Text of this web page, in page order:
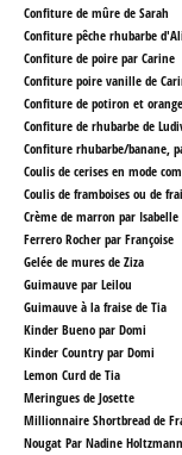
Confiture de mûre de Sarah
Confiture pêche rhubarbe
Confiture de poire par Carine
Confiture poire vanille de
Confiture de potiron et
Confiture de rhubarbe de
Confiture rhubarbe/banane,
Coulis de cerises en mode
Coulis de framboises ou de
Crème de marron par Isabelle
Ferrero Rocher par Françoise
Gelée de mures de Ziza
Guimauve par Leilou
Guimauve à la fraise de Tia
Kinder Bueno par Domi
Kinder Country par Domi
Lemon Curd de Tia
Meringues de Josette
Millionnaire Shortbread de
Nougat Par Nadine Holtzmann